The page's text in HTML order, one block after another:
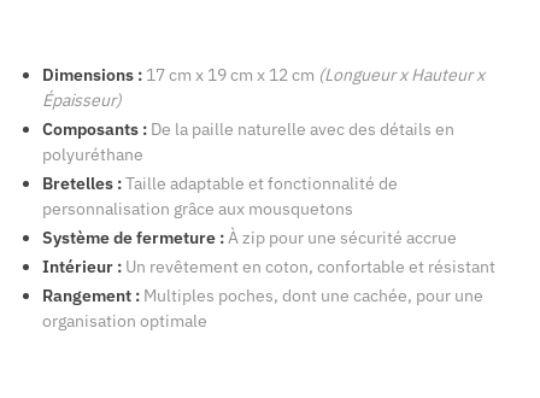
Dimensions : 17 cm x 19 cm x 12 cm (Longueur x Hauteur x
Épaisseur)
Composants : De la paille naturelle avec des détails en
polyuréthane
Bretelles :Taille adaptable et fonctionnalité de
personnalisation grâce aux mousquetons
Système de fermeture :À zip pour une sécurité accrue
Intérieur : Un revêtement en coton, confortable et résistant
Rangement : Multiples poches, dont une cachée, pour une
organisation optimale